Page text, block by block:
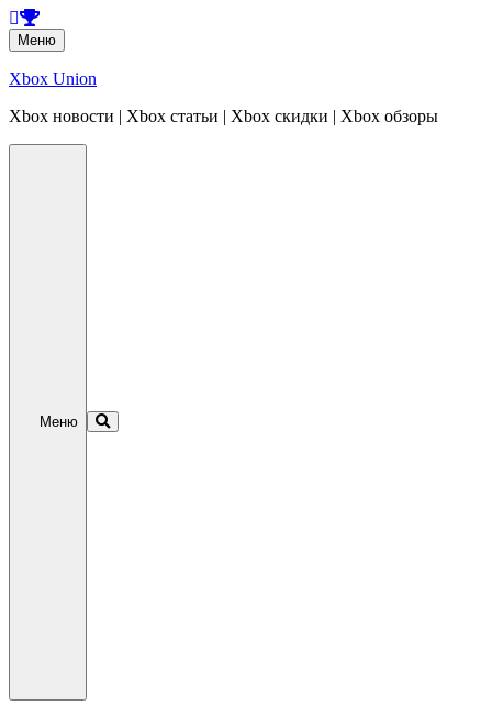
Меню Перейти
к
содержанию
Xbox Union
Xbox новости | Xbox статьи | Xbox скидки | Xbox обзоры
Меню